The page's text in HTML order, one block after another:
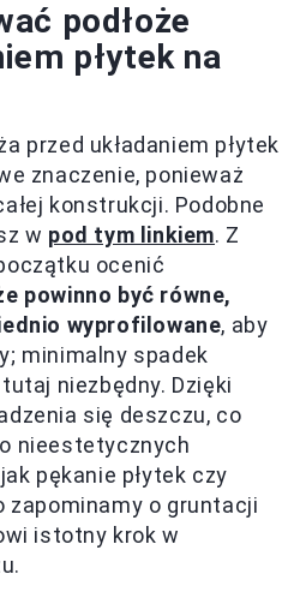
podłoże
płytek na
przed układaniem płytek
znaczenie, ponieważ
konstrukcji. Podobne
w pod tym linkiem. Z
ocenić
powinno być równe,
wyprofilowane, aby
minimalny spadek
niezbędny. Dzięki
się deszczu, co
nieestetycznych
pękanie płytek czy
zapominamy o gruntacji
istotny krok w